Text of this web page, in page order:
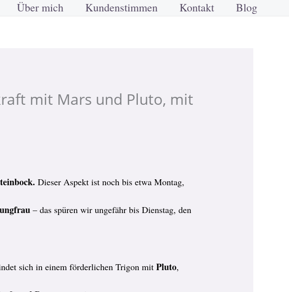
Über mich Kundenstimmen Kontakt Blog
mit Mars und Pluto, mit
Dieser Aspekt ist noch bis etwa Montag,
– das spüren wir ungefähr bis Dienstag, den
sich in einem förderlichen Trigon mit Pluto,